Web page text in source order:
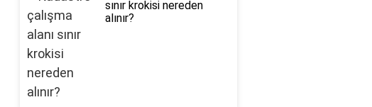
sınır krokisi nereden
alınır?